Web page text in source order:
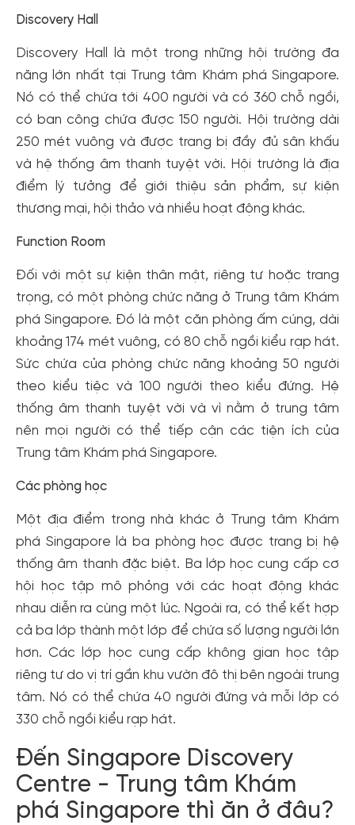
Discovery Hall
Discovery Hall là một trong những hội trường đa
năng lớn nhất tại Trung tâm Khám phá Singapore.
Nó có thể chứa tới 400 người và có 360 chỗ ngồi,
có ban công chứa được 150 người. Hội trường dài
250 mét vuông và được trang bị đầy đủ sân khấu
và hệ thống âm thanh tuyệt vời. Hội trường là địa
điểm lý tưởng để giới thiệu sản phẩm, sự kiện
thương mại, hội thảo và nhiều hoạt động khác.
Function Room
Đối với một sự kiện thân mật, riêng tư hoặc trang
trọng, có một phòng chức năng ở Trung tâm Khám
phá Singapore. Đó là một căn phòng ấm cúng, dài
khoảng 174 mét vuông, có 80 chỗ ngồi kiểu rạp hát.
Sức chứa của phòng chức năng khoảng 50 người
theo kiểu tiệc và 100 người theo kiểu đứng. Hệ
thống âm thanh tuyệt vời và vì nằm ở trung tâm
nên mọi người có thể tiếp cận các tiện ích của
Trung tâm Khám phá Singapore.
Các phòng học
Một địa điểm trong nhà khác ở Trung tâm Khám
phá Singapore là ba phòng học được trang bị hệ
thống âm thanh đặc biệt. Ba lớp học cung cấp cơ
hội học tập mô phỏng với các hoạt động khác
nhau diễn ra cùng một lúc. Ngoài ra, có thể kết hợp
cả ba lớp thành một lớp để chứa số lượng người lớn
hơn. Các lớp học cung cấp không gian học tập
riêng tư do vị trí gần khu vườn đô thị bên ngoài trung
tâm. Nó có thể chứa 40 người đứng và mỗi lớp có
330 chỗ ngồi kiểu rạp hát.
Đến Singapore Discovery
Centre - Trung tâm Khám
phá Singapore thì ăn ở đâu?